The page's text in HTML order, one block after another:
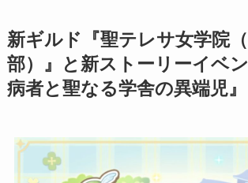
新ギルド『聖テレサ女学院
部）』と新ストーリーイベ
病者と聖なる学舎の異端児